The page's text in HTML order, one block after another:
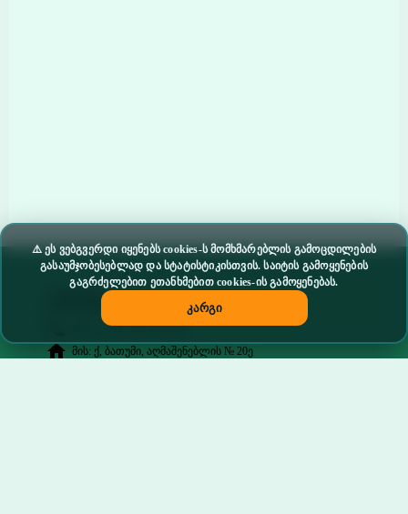
კონტაქტი
მობ: (+995) 595 56 65 09
home მის: ქ, ბათუმი, აღმაშენებლის № 20ე
⚠️ ეს ვებგვერდი იყენებს cookies-ს მომხმარებლის გამოცდილების
გასაუმჯობესებლად და სტატისტიკისთვის. საიტის გამოყენების
გაგრძელებით ეთანხმებით cookies-ის გამოყენებას.
კარგი